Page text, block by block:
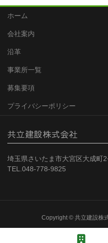
ホーム
会社案内
沿革
事業所一覧
募集要項
プライバシーポリシー
共立建設株式会社
埼玉県さいたま市大宮区大成町
TEL.048-778-9825
Copyright © 共立建設株